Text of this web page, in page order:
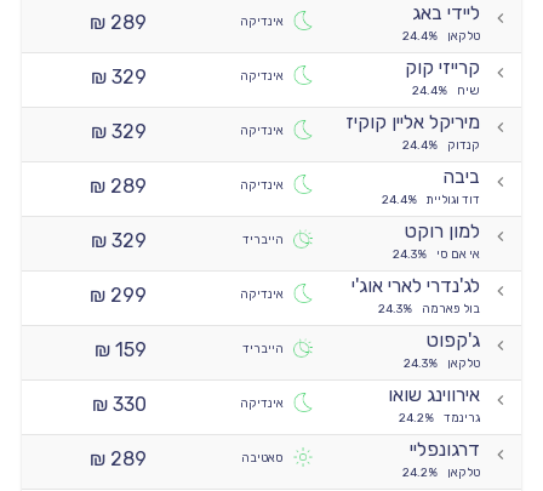
ליידי באג
טלקאן 24.4%
אינדיקה
289 ₪
קרייזי קוק
שיח 24.4%
אינדיקה
329 ₪
מיריקל אליין קוקיז
קנדוק 24.4%
אינדיקה
329 ₪
ביבה
דוד וגוליית 24.4%
אינדיקה
289 ₪
למון רוקט
אי אם סי 24.3%
הייבריד
329 ₪
לג'נדרי לארי אוג'י
בול פארמה 24.3%
אינדיקה
299 ₪
ג'קפוט
טלקאן 24.3%
הייבריד
159 ₪
אירווינג שואו
גרינמד 24.2%
אינדיקה
330 ₪
דרגונפליי
טלקאן 24.2%
סאטיבה
289 ₪